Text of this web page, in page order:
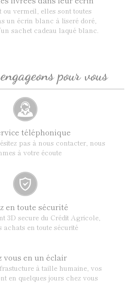
ou vermeil, elles sont toutes
un écrin blanc à liseré doré,
sachet cadeau laqué blanc.
pour vous
téléphonique
pas à nous contacter, nous
à votre écoute
en toute sécurité
3D secure du Crédit Agricole,
achats en toute sécurité
vous en un éclair
à taille humaine, vos
en quelques jours chez vous